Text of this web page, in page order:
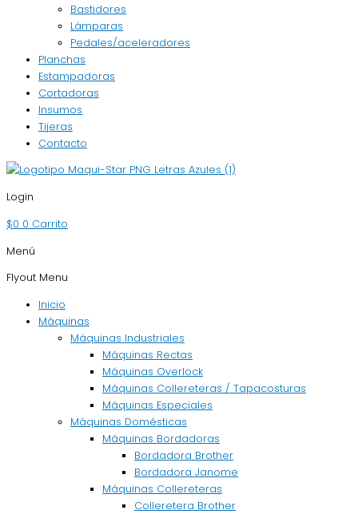
Bastidores
Lámparas
Pedales/aceleradores
Planchas
Estampadoras
Cortadoras
Insumos
Tijeras
Contacto
Login
$0 0 Carrito
Menú
Flyout Menu
Inicio
Máquinas
Máquinas Industriales
Máquinas Rectas
Máquinas Overlock
Máquinas Collereteras / Tapacosturas
Máquinas Especiales
Máquinas Domésticas
Máquinas Bordadoras
Bordadora Brother
Bordadora Janome
Máquinas Collereteras
Colleretera Brother